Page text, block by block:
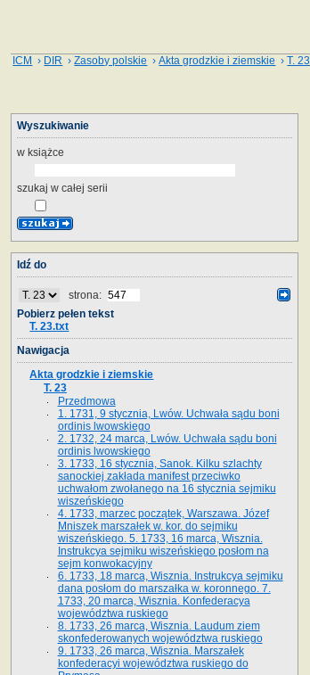
ICM › DIR ›Zasoby polskie ›Akta grodzkie i ziemskie ›T. 23
Wyszukiwanie
w książce
szukaj w całej serii
Idź do
strona:
Pobierz pełen tekst
T. 23.txt
Nawigacja
Akta grodzkie i ziemskie
T. 23
Przedmowa
1. 1731, 9 stycznia, Lwów. Uchwała sądu boni
ordinis lwowskiego
2. 1732, 24 marca, Lwów. Uchwała sądu boni
ordinis lwowskiego
3. 1733, 16 stycznia, Sanok. Kilku szlachty
sanockiej zakłada manifest przeciwko
uchwałom zwołanego na 16 stycz­nia sejmiku
wiszeńskiego
4. 1733, marzec początek, Warszawa. Józef
Mniszek marszałek w. kor. do sejmiku
wiszeńskiego. 5. 1733, 16 marca, Wisznia.
Instrukcya sejmiku wiszeńskiego posłom na
sejm konwokacyjny
6. 1733, 18 marca, Wisznia. Instrukcya sejmiku
dana posłom do marszałka w. koronnego. 7.
1733, 20 marca, Wisznia. Konfederacya
województwa ruskiego
8. 1733, 26 marca, Wisznia. Laudum ziem
skonfederowanych województwa ruskiego
9. 1733, 26 marca, Wisznia. Marszałek
konfederacyi województwa ruskiego do